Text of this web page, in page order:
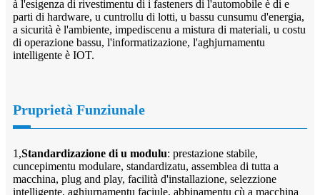
à l'esigenza di rivestimentu di i fasteners di l'automobile è di e
parti di hardware, u cuntrollu di lotti, u bassu cunsumu d'energia,
a sicurità è l'ambiente, impediscenu a mistura di materiali, u costu
di operazione bassu, l'informatizazione, l'aghjurnamentu
intelligente è IOT.
Pruprietà Funziunale
1,Standardizazione di u modulu: prestazione stabile,
cuncepimentu modulare, standardizatu, assemblea di tutta a
macchina, plug and play, facilità d'installazione, selezzione
intelligente, aghjurnamentu faciule, abbinamentu cù a macchina